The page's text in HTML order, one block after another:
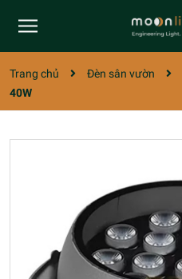
Trang chủ Đèn sân vườn
40W